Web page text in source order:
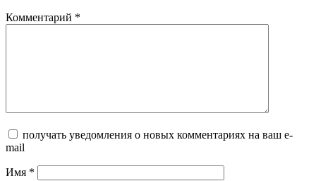
Комментарий *
получать уведомления о новых комментариях на ваш e-
mail
Имя *